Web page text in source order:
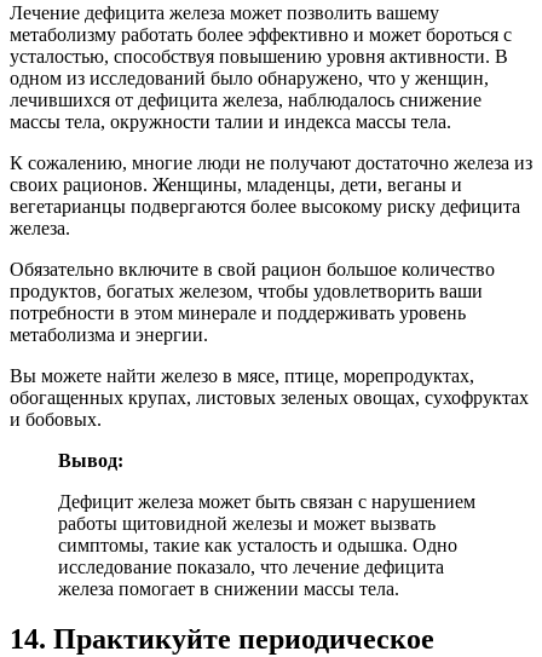
Лечение дефицита железа может позволить вашему
метаболизму работать более эффективно и может бороться с
усталостью, способствуя повышению уровня активности. В
одном из исследований было обнаружено, что у женщин,
лечившихся от дефицита железа, наблюдалось снижение
массы тела, окружности талии и индекса массы тела.
К сожалению, многие люди не получают достаточно железа из
своих рационов. Женщины, младенцы, дети, веганы и
вегетарианцы подвергаются более высокому риску дефицита
железа.
Обязательно включите в свой рацион большое количество
продуктов, богатых железом, чтобы удовлетворить ваши
потребности в этом минерале и поддерживать уровень
метаболизма и энергии.
Вы можете найти железо в мясе, птице, морепродуктах,
обогащенных крупах, листовых зеленых овощах, сухофруктах
и бобовых.
Вывод:
Дефицит железа может быть связан с нарушением
работы щитовидной железы и может вызвать
симптомы, такие как усталость и одышка. Одно
исследование показало, что лечение дефицита
железа помогает в снижении массы тела.
14. Практикуйте периодическое